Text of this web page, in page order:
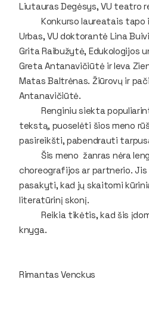
Liutauras Degėsys, VU teatro
Konkurso laureatais tapo ir
Urbas, VU doktorantė Lina
Grita Raibužytė, Edukologijos
Greta Antanavičiūtė ir Ieva
Matas Baltrėnas. Žiūrovų ir
Antanavičiūtė.
Renginiu siekta populiarinti
tekstą, puoselėti šios meno
pasireikšti, pabendrauti
Šis meno žanras nėra
choreografijos ar partnerio.
pasakyti, kad jų skaitomi
literatūrinį skonį.
Reikia tikėtis, kad šis
knyga.
Rimantas Venckus